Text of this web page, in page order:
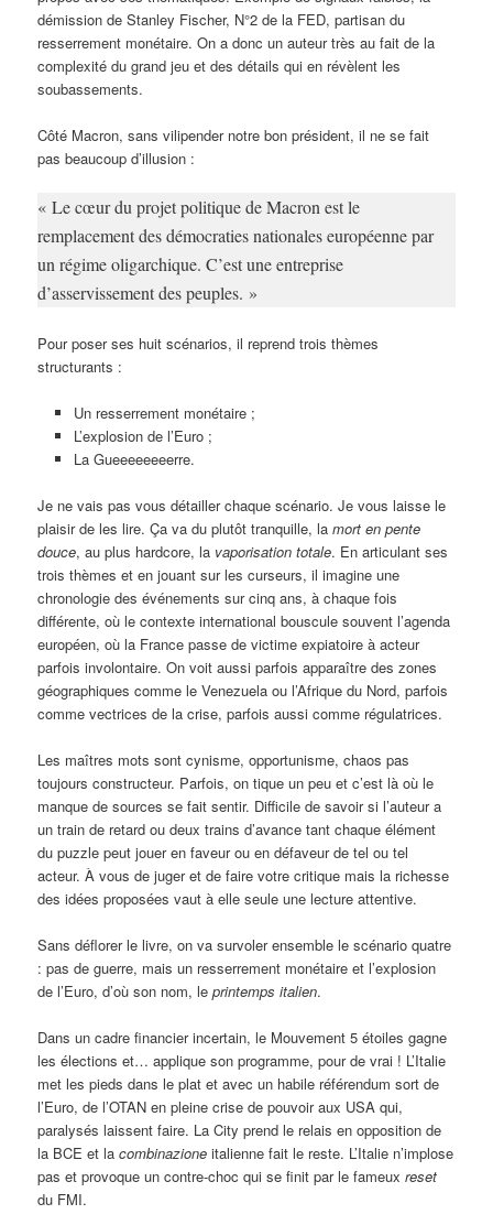
démission de Stanley Fischer, N°2 de la FED, partisan du
resserrement monétaire. On a donc un auteur très au fait de la
complexité du grand jeu et des détails qui en révèlent les
soubassements.
Côté Macron, sans vilipender notre bon président, il ne se fait
pas beaucoup d’illusion :
« Le cœur du projet politique de Macron est le
remplacement des démocraties nationales européenne par
un régime oligarchique. C’est une entreprise
d’asservissement des peuples. »
Pour poser ses huit scénarios, il reprend trois thèmes
structurants :
Un resserrement monétaire ;
L’explosion de l’Euro ;
La Gueeeeeeeerre.
Je ne vais pas vous détailler chaque scénario. Je vous laisse le
plaisir de les lire. Ça va du plutôt tranquille, lamort en pente
douce, au plus hardcore, la vaporisation totale. En articulant ses
trois thèmes et en jouant sur les curseurs, il imagine une
chronologie des événements sur cinq ans, à chaque fois
différente, où le contexte international bouscule souvent l’agenda
européen, où la France passe de victime expiatoire à acteur
parfois involontaire. On voit aussi parfois apparaître des zones
géographiques comme le Venezuela ou l’Afrique du Nord, parfois
comme vectrices de la crise, parfois aussi comme régulatrices.
Les maîtres mots sont cynisme, opportunisme, chaos pas
toujours constructeur. Parfois, on tique un peu et c’est là où le
manque de sources se fait sentir. Difficile de savoir si l’auteur a
un train de retard ou deux trains d’avance tant chaque élément
du puzzle peut jouer en faveur ou en défaveur de tel ou tel
acteur. À vous de juger et de faire votre critique mais la richesse
des idées proposées vaut à elle seule une lecture attentive.
Sans déflorer le livre, on va survoler ensemble le scénario quatre
: pas de guerre, mais un resserrement monétaire et l’explosion
de l’Euro, d’où son nom, leprintemps italien.
Dans un cadre financier incertain, le Mouvement 5 étoiles gagne
les élections et… applique son programme, pour de vrai ! L’Italie
met les pieds dans le plat et avec un habile référendum sort de
l’Euro, de l’OTAN en pleine crise de pouvoir aux USA qui,
paralysés laissent faire. La City prend le relais en opposition de
la BCE et lacombinazione italienne fait le reste. L’Italie n’implose
pas et provoque un contre-choc qui se finit par le fameuxreset
du FMI.